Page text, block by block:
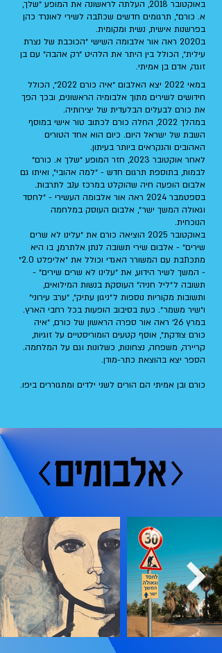
באוקטובר 2018, העלתה לראשונה את המופע ״שלך,
א. כורם״, תרגומים חדשים שכתבה לשירי לאונרד כהן
בפרשנות אישית, נשית ומקומית.
ב2020 ראה אור אלבומה השישי ״הכוכבת של נצרת
עילית״, הכולל בין היתר את הלהיט ״רק אהבה״ עם בן
זוגה, אדם בן אמיתי.
במאי 2022 יצא האלבום ״איה כורם 2022״, הכולל
חידושים לשירים מתוך אלבומיה הראשונים, ובכך הפך
את כורם לבעלים הבלעדית של יצירותיה.
במהלך 2022, החלה כורם לכתוב טור אישי במוסף
השבת של ישראל היום. כיום הוא אחד הטורים
האהובים והנקראים ביותר בעיתון.
לאחר אוקטובר 2023, חזר המופע ״שלך א. כורם״
לבמות, בתוספת תרגום חדש - ״למה אהובי״, ואיתו גם
אלבום הופעה חיה שהוקלט במרכז ענב לתרבות.
בספטמבר 2024 ראה אור אלבומה העשירי - ״לחסד
וגאולה המשך ישר״, אלבום העוסק במלחמה
הנוכחית.
באוקטובר 2025 הוציאה כורם את ״עלינו לא שרים
שירים״ - אלבום שירי תשובה לנתן אלתרמן, בו היא
מתכתבת עם המשורר האגדי וכולל את ״אליפלט 2.0״
- המשך לשיר הידוע, את ״עלינו לא שרים שירים״ -
תשובה ל״ליל חניה״ העוסקת בנשות המילואים,
ותשובות מקוריות נוספות ל״ניגון עתיק״, ״ערב עירוני״
ו״שיר משמר״. כעת בסיבוב הופעות בכל רחבי הארץ.
במרץ 26׳ ראה אור ספרה הראשון של כורם, ״איה
כורם צודקת״, אוסף קטעים הומוריסטיים על זוגיות,
קריירה, משפחה, נצחונות, כשלונות וגם על המלחמה.
הספר יצא בהוצאת כתר-מודן.
כורם ובן אמיתי הם הורים לשני ילדים ומתגוררים ביפו.
<אלבומים>
<אלבומים>